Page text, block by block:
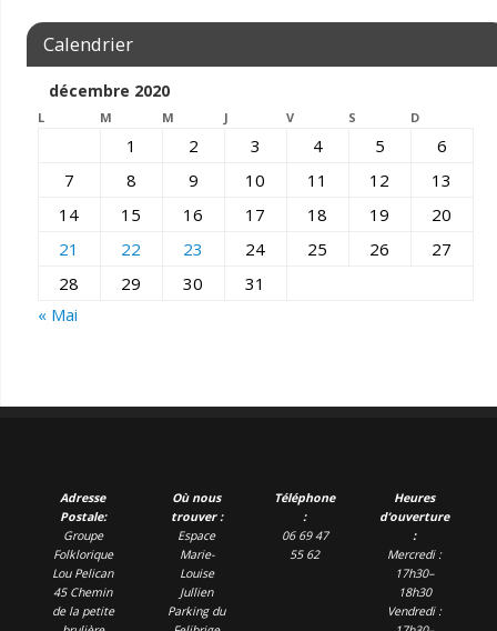
Calendrier
décembre 2020
L M M J V S D
1 2 3 4 5
6
7
8 9 10 11 12
13
14
15 16 17 18 19
20
21
22 23 24 25 26
27
28
29 30
31
« Mai
Adresse
Postale:
Groupe
Folklorique
Lou Pelican
45 Chemin
de la petite
Où nous
trouver :
Espace
Marie-
Louise
Jullien
Parking du
Téléphone
:
06 69 47
55 62
Heures
d’ouverture
:
Mercredi :
17h30–
18h30
Vendredi :